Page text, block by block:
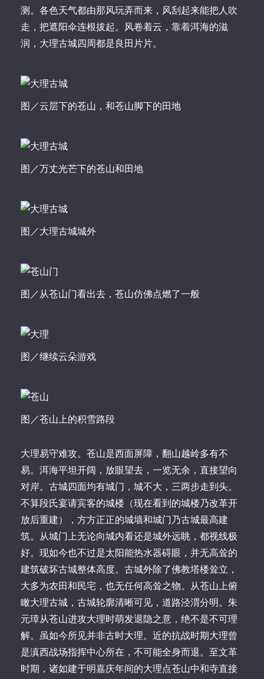
测。各色天气都由那风玩弄而来，风刮起来能把人吹
走，把遮阳伞连根拔起。风卷着云，靠着洱海的滋
润，大理古城四周都是良田片片。
图／云层下的苍山，和苍山脚下的田地
图／万丈光芒下的苍山和田地
图／大理古城城外
图／从苍山门看出去，苍山仿佛点燃了一般
图／继续云朵游戏
图／苍山上的积雪路段
大理易守难攻。苍山是西面屏障，翻山越岭多有不
易。洱海平坦开阔，放眼望去，一览无余，直接望向
对岸。古城四面均有城门，城不大，三两步走到头。
不算段氏宴请宾客的城楼（现在看到的城楼乃改革开
放后重建），方方正正的城墙和城门乃古城最高建
筑。从城门上无论向城内看还是城外远眺，都视线极
好。现如今也不过是太阳能热水器碍眼，并无高耸的
建筑破坏古城整体高度。古城外除了佛教塔楼耸立，
大多为农田和民宅，也无任何高耸之物。从苍山上俯
瞰大理古城，古城轮廓清晰可见，道路泾渭分明。朱
元璋从苍山进攻大理时萌发退隐之意，绝不是不可理
解。虽如今所见并非古时大理。近的抗战时期大理曾
是滇西战场指挥中心所在，不可能全身而退。至文革
时期，诸如建于明嘉庆年间的大理点苍山中和寺直接